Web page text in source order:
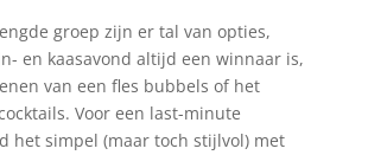
groep zijn er tal van opties,
en kaasavond altijd een winnaar is,
van een fles bubbels of het
Voor een last-minute
het simpel (maar toch stijlvol) met